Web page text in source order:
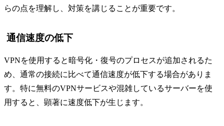
らの点を理解し、対策を講じることが重要です。
通信速度の低下
VPNを使用すると暗号化・復号のプロセスが追加されるた
め、通常の接続に比べて通信速度が低下する場合がありま
す。特に無料のVPNサービスや混雑しているサーバーを使
用すると、顕著に速度低下が生じます。